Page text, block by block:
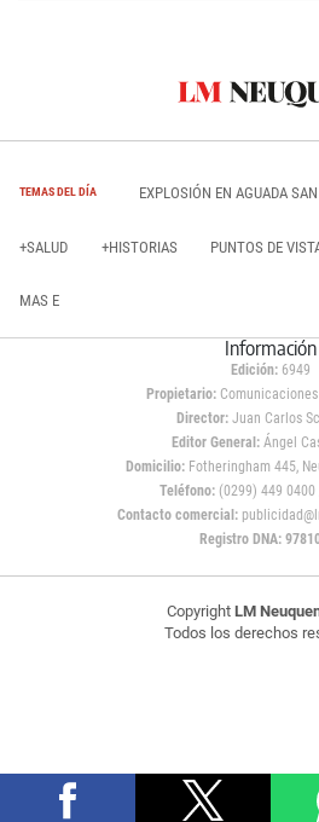
TEMAS DEL DÍA EXPLOSIÓN EN AGUADA
+SALUD +HISTORIAS PUNTOS DE
MAS E
Información
Edición: 6949
Propietario:Comunicaciones
Director: Juan Carlos
Editor General:Ángel
Domicilio:Fotheringham 445,
Teléfono: (0299) 449
Contacto comercial:
Registro DNA:
Copyright LM
Todos los derechos